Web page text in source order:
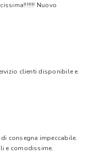
Nuovo
clienti disponibile e
consegna impeccabile.
e comodissime.